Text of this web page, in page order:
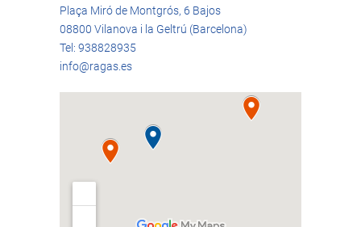
Plaça Miró de Montgrós, 6 Bajos
08800 Vilanova i la Geltrú (Barcelona)
Tel: 938828935
info@ragas.es